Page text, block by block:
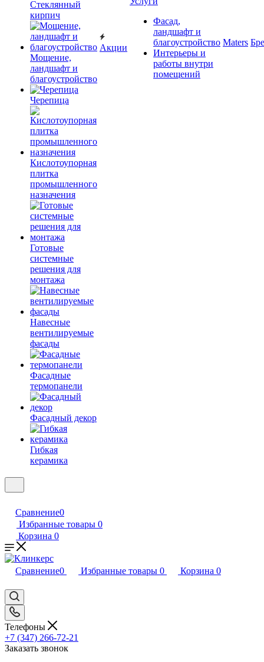
Cтеклянный
кирпич
Мощение,
ландшафт и
благоустройство
Черепица
Кислотоупорная
плитка
промышленного
назначения
Готовые
системные
решения для
монтажа
Навесные
вентилируемые
фасады
Фасадные
термопанели
Фасадный декор
Гибкая
керамика
Акции
Фасад,
ландшафт и
благоустройство
Интерьеры и
работы внутри
помещений
Maters
Сравнение0
Избранные товары 0
Корзина 0
Сравнение0 Избранные товары 0 Корзина 0
Телефоны
+7 (347) 266-72-21
Заказать звонок